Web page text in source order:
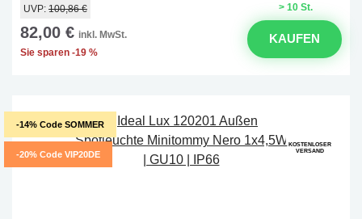
> 10 St.
UVP: 100,86 €
82,00 € inkl. MwSt.
Sie sparen -19 %
KAUFEN
-14% Code SOMMER
-20% Code VIP20DE
KOSTENLOSER
VERSAND